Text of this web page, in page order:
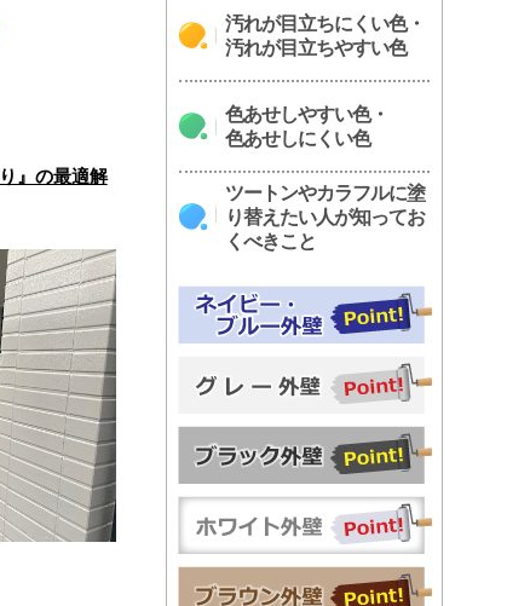
』の最適解
汚れが目立ちにくい色・
汚れが目立ちやすい色
色あせしやすい色・
色あせしにくい色
ツートンやカラフルに塗
り替えたい人が知ってお
くべきこと